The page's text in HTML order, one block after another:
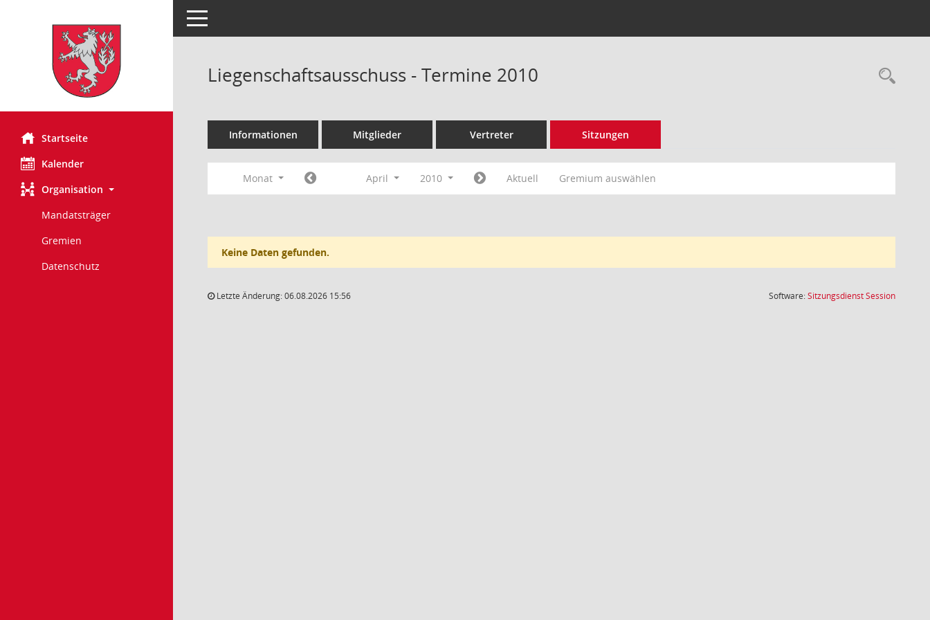
Startseite
Kalender
Organisation
Mandatsträger
Gremien
Datenschutz
Toggle navigation
Liegenschaftsausschuss - Termine 2010
Informationen Mitglieder Vertreter Sitzungen
Monat April 2010 Aktuell Gremium auswählen
Keine Daten gefunden.
Letzte Änderung: 06.08.2026 15:56 Software:SitzungsdienstSession(Wird in